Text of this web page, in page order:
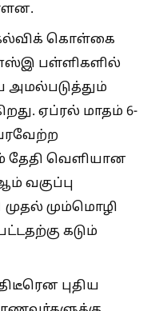
கல்விக் கொள்கை
பள்ளிகளில்
ஏப்ரல் மாதம் 6-
வெளியான
வகுப்பு
மும்மொழி
கடும்
புதிய